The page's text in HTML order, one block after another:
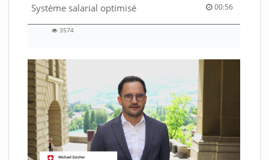
Système salarial optimisé 00:56
00:56 duration
3574